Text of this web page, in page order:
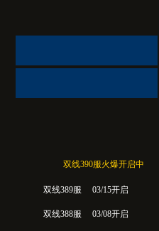
双线390服火爆开启中
双线389服 03/15开启
双线388服 03/08开启